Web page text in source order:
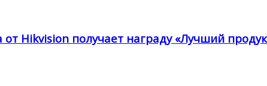
Hikvision получает награду «Лучший